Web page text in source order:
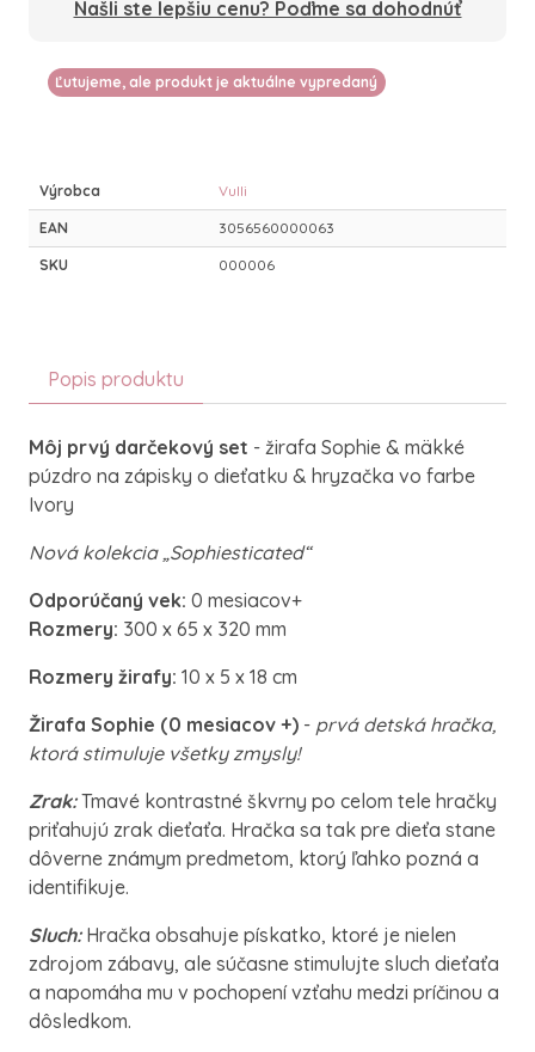
Našli ste lepšiu cenu? Poďme sa dohodnúť
Ľutujeme, ale produkt je aktuálne vypredaný
Výrobca Vulli
EAN 3056560000063
SKU 000006
Popis produktu
Môj prvý darčekový set - žirafa Sophie & mäkké
púzdro na zápisky o dieťatku & hryzačka vo farbe
Ivory
Nová kolekcia „Sophiesticated“
Odporúčaný vek: 0 mesiacov+
Rozmery: 300 x 65 x 320 mm
Rozmery žirafy: 10 x 5 x 18 cm
Žirafa Sophie (0 mesiacov +) - prvá detská hračka,
ktorá stimuluje všetky zmysly!
Zrak:Tmavé kontrastné škvrny po celom tele hračky
priťahujú zrak dieťaťa. Hračka sa tak pre dieťa stane
dôverne známym predmetom, ktorý ľahko pozná a
identifikuje.
Sluch:Hračka obsahuje pískatko, ktoré je nielen
zdrojom zábavy, ale súčasne stimulujte sluch dieťaťa
a napomáha mu v pochopení vzťahu medzi príčinou a
dôsledkom.